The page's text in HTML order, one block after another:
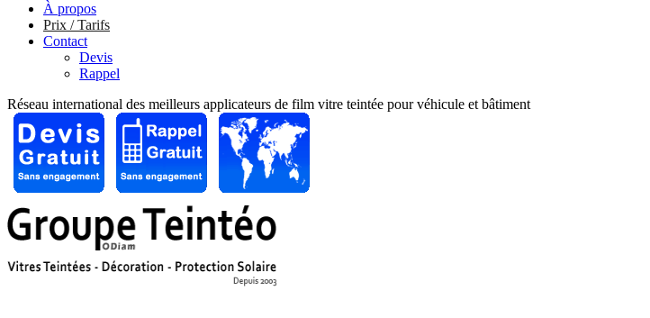
À propos
Prix / Tarifs
Contact
Devis
Rappel
Réseau international des meilleurs applicateurs de film vitre teintée pour véhicule et bâtiment